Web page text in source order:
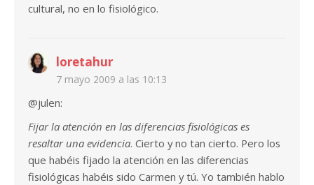
cultural, no en lo fisiológico.
loretahur
7 mayo 2009 a las 10:13
@julen:
Fijar la atención en las diferencias fisiológicas es
resaltar una evidencia. Cierto y no tan cierto. Pero los
que habéis fijado la atención en las diferencias
fisiológicas habéis sido Carmen y tú. Yo también hablo